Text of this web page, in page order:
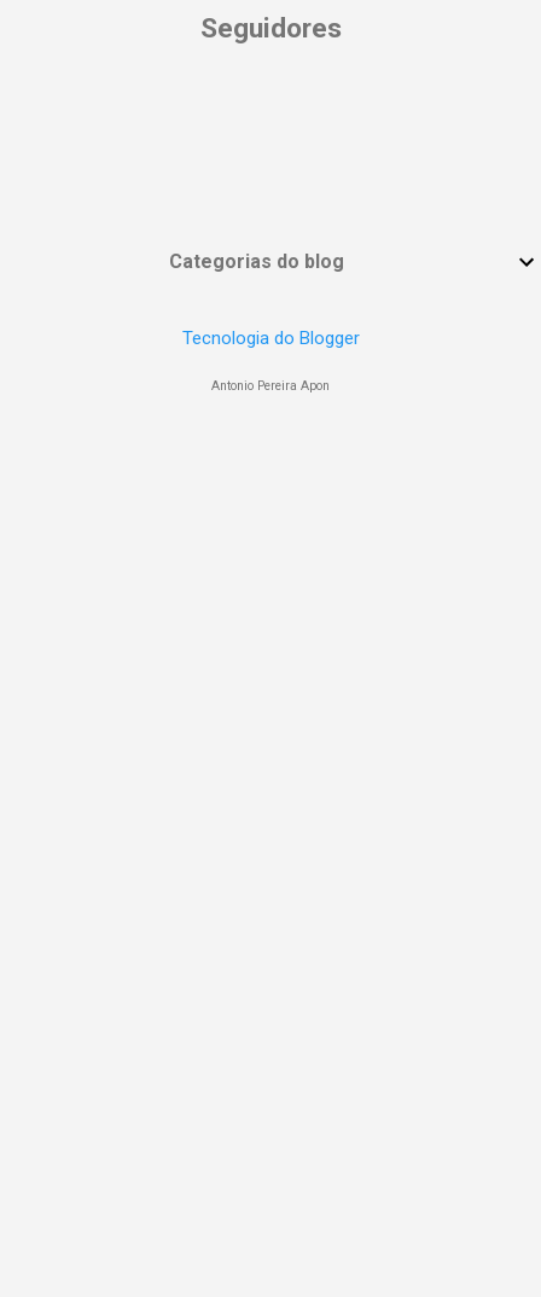
Seguidores
Categorias do blog
Tecnologia do Blogger
Antonio Pereira Apon